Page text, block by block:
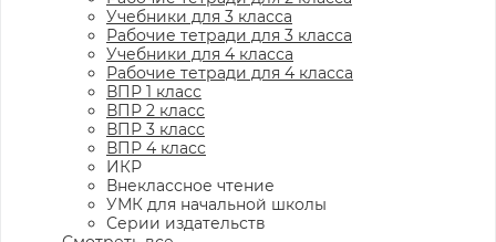
Учебники для 3 класса
Рабочие тетради для 3 класса
Учебники для 4 класса
Рабочие тетради для 4 класса
ВПР 1 класс
ВПР 2 класс
ВПР 3 класс
ВПР 4 класс
ИКР
Внеклассное чтение
УМК для начальной школы
Серии издательств